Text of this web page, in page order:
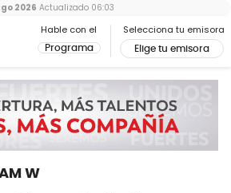
Hable con el
Programa
Selecciona tu emisora
Elige tu emisora
2026 Actualizado 06:03
W